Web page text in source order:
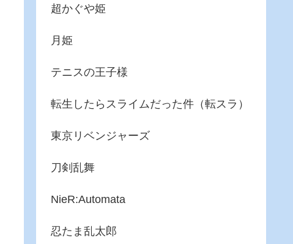
超かぐや姫
月姫
テニスの王子様
転生したらスライムだった件（転スラ）
東京リベンジャーズ
刀剣乱舞
NieR:Automata
忍たま乱太郎